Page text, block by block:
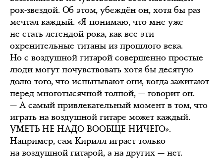
рок-звездой. Об этом, убеждён он, хотя бы раз
мечтал каждый. «Я понимаю, что мне уже
не стать легендой рока, как все эти
охренительные титаны из прошлого века.
Но с воздушной гитарой совершенно простые
люди могут почувствовать хотя бы десятую
долю того, что испытывают они, когда зажигают
перед многотысячной толпой, — говорит он.
— А самый привлекательный момент в том, что
играть на воздушной гитаре может каждый.
УМЕТЬ НЕ НАДО ВООБЩЕ НИЧЕГО».
Например, сам Кирилл играет только
на воздушной гитарой, а на других — нет.